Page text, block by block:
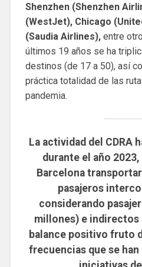
Shenzhen (Shenzhen
(WestJet), Chicago
(Saudia Airlines),entre
últimos 19 años se ha
destinos (de 17 a 50), así
práctica totalidad de las
pandemia.
La actividad del CDRA
durante el año
Barcelona
pasajeros
considerando
millones) e indirectos
balance positivo fruto
frecuencias que se